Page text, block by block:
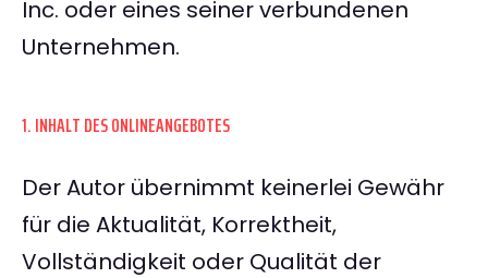
Inc. oder eines seiner verbundenen
Unternehmen.
1. INHALT DES ONLINEANGEBOTES
Der Autor übernimmt keinerlei Gewähr
für die Aktualität, Korrektheit,
Vollständigkeit oder Qualität der